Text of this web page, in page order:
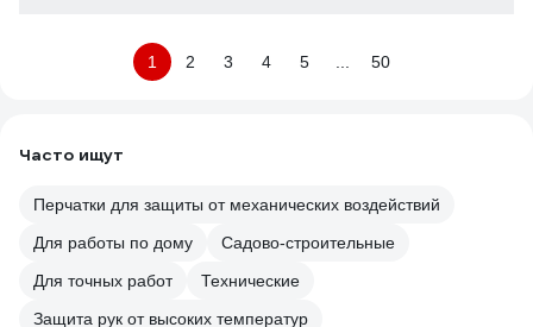
1 2 3 4 5 50
Часто ищут
Перчатки для защиты от механических воздействий
Для работы по дому
Садово-строительные
Для точных работ
Технические
Защита рук от высоких температур